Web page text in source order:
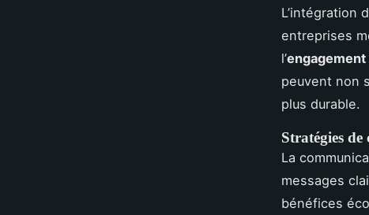
L’intégration
entreprises
l’
peuvent non
plus durable.
Stratégies
La
messages
bénéfices